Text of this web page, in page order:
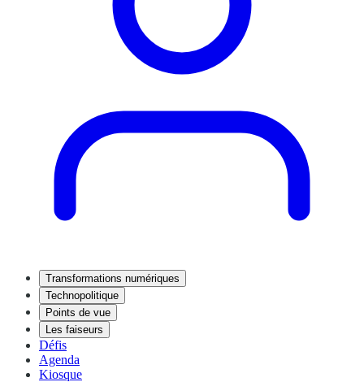
Transformations numériques
Technopolitique
Points de vue
Les faiseurs
Défis
Agenda
Kiosque